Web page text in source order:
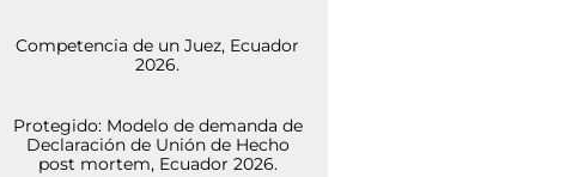
Competencia de un Juez, Ecuador
2026.
Protegido: Modelo de demanda de
Declaración de Unión de Hecho
post mortem, Ecuador 2026.